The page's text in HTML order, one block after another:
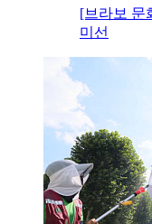
[브라보 문
미선